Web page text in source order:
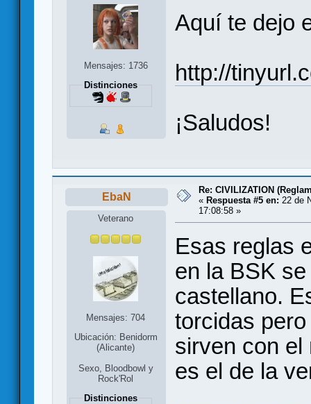
Mensajes: 1736
Distinciones
Aquí te dejo
http://
¡Saludos!
EbaN
Veterano
Mensajes: 704
Ubicación: Benidorm
(Alicante)
Sexo, Bloodbowl y
Rock'Rol
Distinciones
Re: CIVILIZATION
« Respuesta #5 en: 22 de
17:08:58 »
Esas reglas
en la BSK
castellano.
torcidas
sirven con el
es el de la